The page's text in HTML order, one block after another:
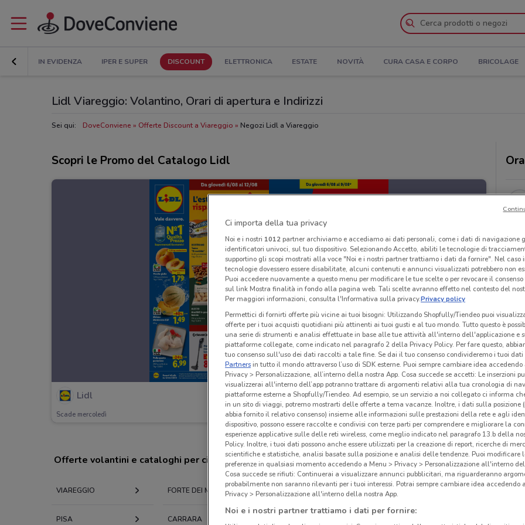
IN EVIDENZA IPER E SUPER DISCOUNT ELETTRONICA ESTATE NOVITÀ CURA CASA E CORPO BRICOLAGE
Lidl Viareggio: Volantino, Orari di apertura e Indirizzi
Sei qui: DoveConviene Offerte Discount a Viareggio Negozi Lidl a Viareggio
Scopri le Promo del Catalogo Lidl
Lidl
Scade mercoledì 632 m
Offerte volantini e cataloghi per città nelle vicinanze
VIAREGGIO FORTE DEI MARMI MASSA
PISA CARRARA
Gli
Ci importa della tua privacy
Noi e i nostri 1012partner archiviamo e accediamo ai dati personali, come i dati di navigazione
identificatori univoci, sul tuo dispositivo. Selezionando Accetto, abiliti le tecnologie di
supportino gli scopi mostrati alla voce "Noi e i nostri partner trattiamo i dati da fornire". Nel caso
tecnologie dovessero essere disabilitate, alcuni contenuti e annunci visualizzati potrebbero non
Puoi accedere nuovamente a questo menu per modificare le tue scelte o per revocare il
sul link Mostra finalità in fondo alla pagina web. Tali scelte avranno effetto nel contesto del
Per maggiori informazioni, consulta l'Informativa sulla privacy.Privacy policy
Permettici di fornirti offerte più vicine ai tuoi bisogni: Utilizzando Shopfully/Tiendeo puoi
offerte per i tuoi acquisti quotidiani più attinenti ai tuoi gusti e al tuo mondo. Tutto questo è
una serie di strumenti e analisi effettuate in base alle tue attività all'interno dell'applicazione e
piattaforme collegate, come indicato nel paragrafo 2 della Privacy Policy. Per fare questo,
tuo consenso sull'uso dei dati raccolti a tale fine. Se dai il tuo consenso condivideremo i tuoi dati
Partnersin tutto il mondo attraverso l’uso di SDK esterne. Puoi sempre cambiare idea accedendo
Privacy > Personalizzazione, all’interno della nostra App. Cosa succede se accetti: Le inserzioni
visualizzerai all'interno dell’app potranno trattare di argomenti relativi alla tua cronologia di
piattaforme esterne a Shopfully/Tiendeo. Ad esempio, se un servizio a noi collegato ci informa
in un sito di viaggi, potremo mostrarti delle offerte a tema vacanze. Inoltre, i dati sulla posizione
abbia fornito il relativo consenso) insieme alle informazioni sulle prestazioni della rete e agli
dispositivo, possono essere raccolte e condivisi con terze parti per comprendere e migliorare la
esperienze applicative sulle delle reti wireless, come meglio indicato nel paragrafo 13.b della
Policy. Inoltre, i tuoi dati possono anche essere utilizzati per la creazione di report, ricerche di
scientifiche e statistiche, analisi basate sulla posizione e analisi delle tendenze. Puoi modificare
preferenze in qualsiasi momento accedendo a Menu > Privacy > Personalizzazione all'interno
Cosa succede se rifiuti: Continuerai a visualizzare annunci pubblicitari, ma riguarderanno
probabilmente non saranno rilevanti per i tuoi interessi. Potrai sempre cambiare idea accedendo
Privacy > Personalizzazione all'interno della nostra App.
Noi e i nostri partner trattiamo i dati per fornire: